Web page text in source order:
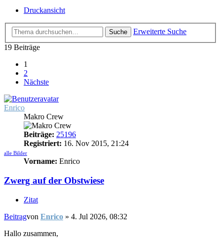
Druckansicht
Suche
Erweiterte Suche
19 Beiträge
1
2
Nächste
Enrico
Makro Crew
Beiträge: 25196
Registriert: 16. Nov 2015, 21:24
alle Bilder
Vorname: Enrico
Zwerg auf der Obstwiese
Zitat
Beitragvon Enrico » 4. Jul 2026, 08:32
Hallo zusammen,